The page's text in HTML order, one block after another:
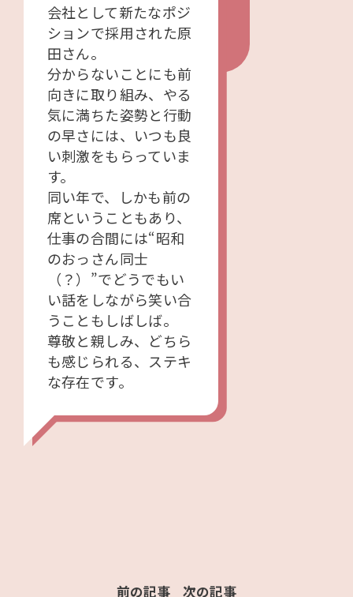
会社として新たなポジ
ションで採用された原
田さん。
分からないことにも前
向きに取り組み、やる
気に満ちた姿勢と行動
の早さには、いつも良
い刺激をもらっていま
す。
同い年で、しかも前の
席ということもあり、
仕事の合間には“昭和
のおっさん同士
（？）”でどうでもい
い話をしながら笑い合
うこともしばしば。
尊敬と親しみ、どちら
も感じられる、ステキ
な存在です。
前の記事 次の記事